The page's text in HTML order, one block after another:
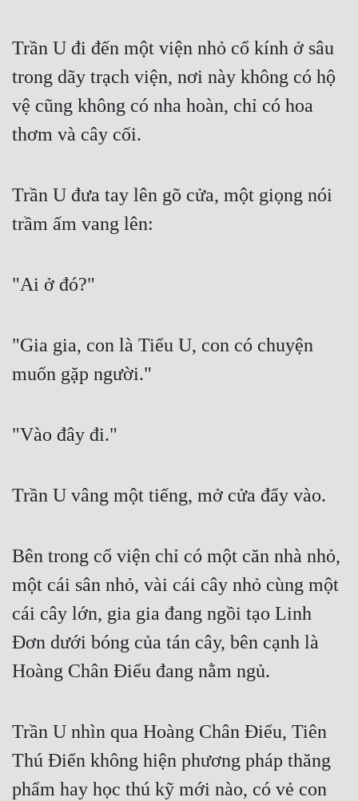
Trần U đi đến một viện nhỏ cổ kính ở sâu
trong dãy trạch viện, nơi này không có hộ
vệ cũng không có nha hoàn, chỉ có hoa
thơm và cây cối.
Trần U đưa tay lên gõ cửa, một giọng nói
trầm ấm vang lên:
"Ai ở đó?"
"Gia gia, con là Tiểu U, con có chuyện
muốn gặp người."
"Vào đây đi."
Trần U vâng một tiếng, mở cửa đẩy vào.
Bên trong cổ viện chỉ có một căn nhà nhỏ,
một cái sân nhỏ, vài cái cây nhỏ cùng một
cái cây lớn, gia gia đang ngồi tạo Linh
Đơn dưới bóng của tán cây, bên cạnh là
Hoàng Chân Điểu đang nằm ngủ.
Trần U nhìn qua Hoàng Chân Điểu, Tiên
Thú Điển không hiện phương pháp thăng
phẩm hay học thú kỹ mới nào, có vẻ con